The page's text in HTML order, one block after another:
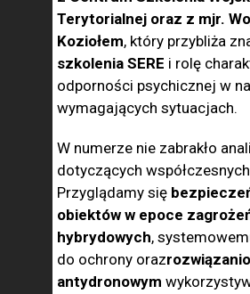
Terytorialnej oraz z mjr.
Koziołem, który przybliża
szkolenia SERE i rolę
odporności psychicznej w
wymagających sytuacjach.
W numerze nie zabrakło
dotyczących
Przyglądamy się
obiektów w epoce
hybrydowych,
do ochrony oraz
antydronowym